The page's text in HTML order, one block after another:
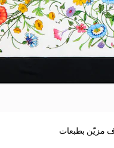
مزيّن بطبعات